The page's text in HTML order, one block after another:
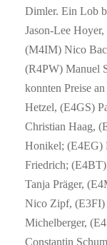
Dimler. Ein Lob
Jason-Lee
(M4IM) Nico
(R4PW) Manuel
konnten Preise
Hetzel, (E4GS)
Christian Haag,
Honikel; (E4EG)
Friedrich;
Tanja Präger,
Nico Zipf, (E3FI)
Michelberger,
Constantin